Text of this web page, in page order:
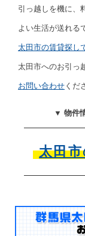
引っ越しを機に、
よい生活が送れる
太田市の賃貸探し
太田市へのお引っ
お問い合わせ くだ
▼ 物件
太田